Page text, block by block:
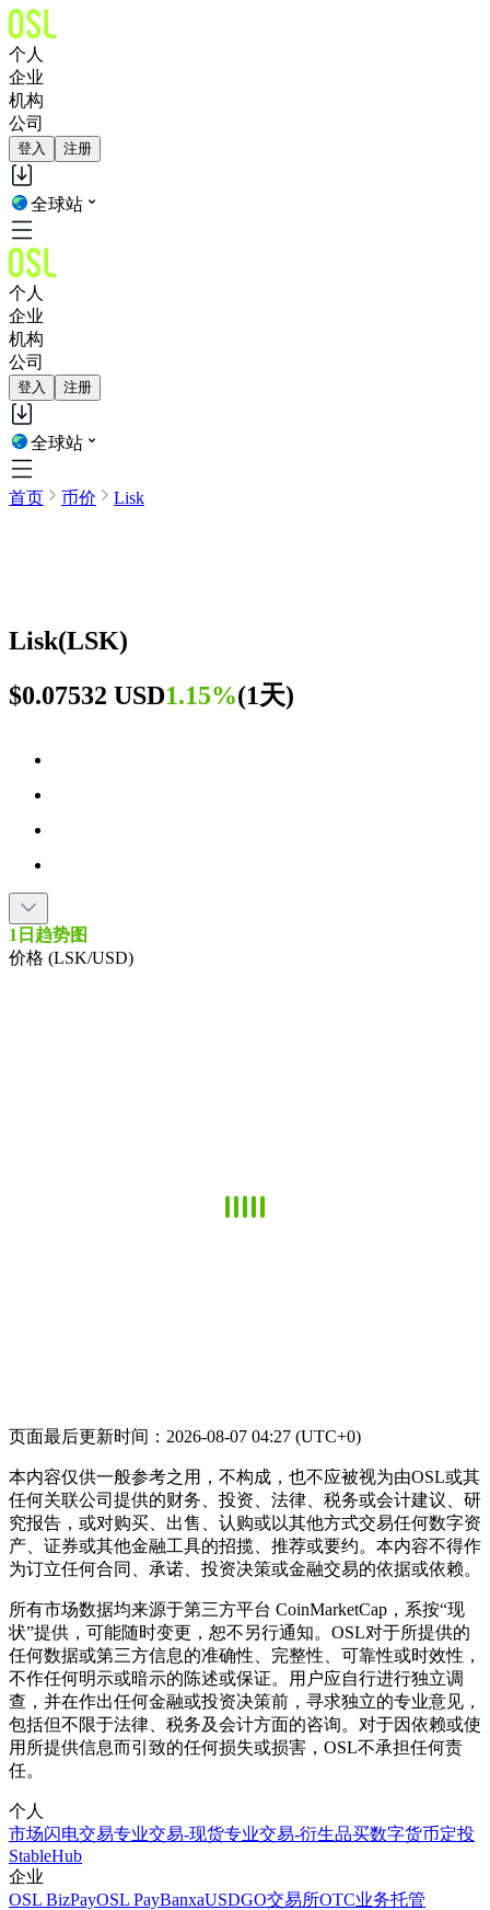
个人
企业
机构
公司
登入 注册
全球站
个人
企业
机构
公司
登入 注册
全球站
首页 币价 Lisk
Lisk(LSK)
$0.07532 USD1.15%(1天)
1日趋势图
价格 (LSK/USD)
页面最后更新时间：2026-08-07 04:27 (UTC+0)
本内容仅供一般参考之用，不构成，也不应被视为由OSL或其
任何关联公司提供的财务、投资、法律、税务或会计建议、研
究报告，或对购买、出售、认购或以其他方式交易任何数字资
产、证券或其他金融工具的招揽、推荐或要约。本内容不得作
为订立任何合同、承诺、投资决策或金融交易的依据或依赖。
所有市场数据均来源于第三方平台 CoinMarketCap，系按“现
状”提供，可能随时变更，恕不另行通知。OSL对于所提供的
任何数据或第三方信息的准确性、完整性、可靠性或时效性，
不作任何明示或暗示的陈述或保证。用户应自行进行独立调
查，并在作出任何金融或投资决策前，寻求独立的专业意见，
包括但不限于法律、税务及会计方面的咨询。对于因依赖或使
用所提供信息而引致的任何损失或损害，OSL不承担任何责
任。
个人
市场闪电交易专业交易-现货专业交易-衍生品买数字货币定投
StableHub
企业
OSL BizPayOSL PayBanxaUSDGO交易所OTC业务托管